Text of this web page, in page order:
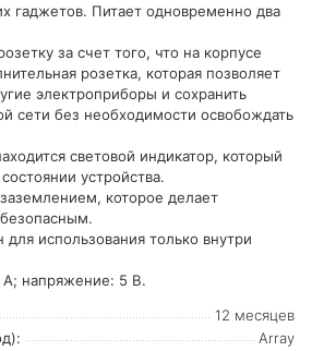
гаджетов. Питает одновременно два
за счет того, что на корпусе
розетка, которая позволяет
электроприборы и сохранить
сети без необходимости освобождать
световой индикатор, который
устройства.
которое делает
использования только внутри
А; напряжение: 5 В.
12 месяцев
Array